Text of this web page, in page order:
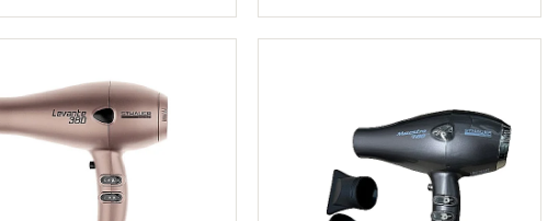
U košaricu U košaricu